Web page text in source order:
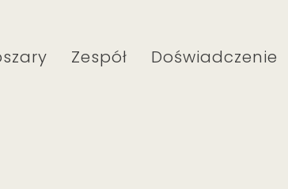
Zespół Doświadczenie